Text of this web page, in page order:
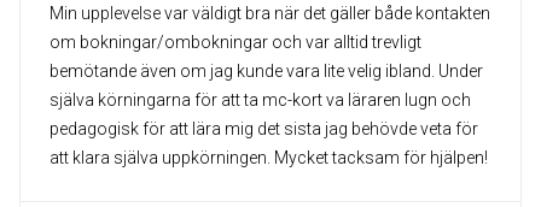
Min upplevelse var väldigt bra när det gäller både kontakten
om bokningar/ombokningar och var alltid trevligt
bemötande även om jag kunde vara lite velig ibland. Under
själva körningarna för att ta mc-kort va läraren lugn och
pedagogisk för att lära mig det sista jag behövde veta för
att klara själva uppkörningen. Mycket tacksam för hjälpen!